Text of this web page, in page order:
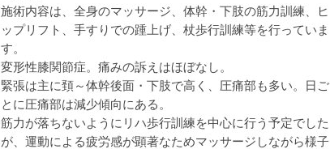
施術内容は、全身のマッサージ、体幹・下肢の筋力訓練、ヒ
ップリフト、手すりでの踵上げ、杖歩行訓練等を行っていま
す。
変形性膝関節症。痛みの訴えはほぼなし。
緊張は主に頚～体幹後面・下肢で高く、圧痛部も多い。日ご
とに圧痛部は減少傾向にある。
筋力が落ちないようにリハ歩行訓練を中心に行う予定でした
が、運動による疲労感が顕著なためマッサージしながら様子